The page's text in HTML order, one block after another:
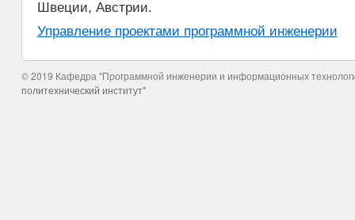
Швеции, Австрии.
Управление проектами программной инженерии
© 2019 Кафедра "Программной инженерии и информационных
политехнический институт"